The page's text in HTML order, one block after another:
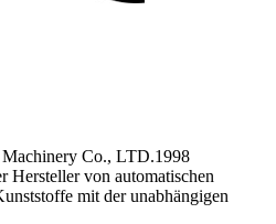
Machinery Co., LTD.1998
Hersteller von automatischen
mit der unabhängigen